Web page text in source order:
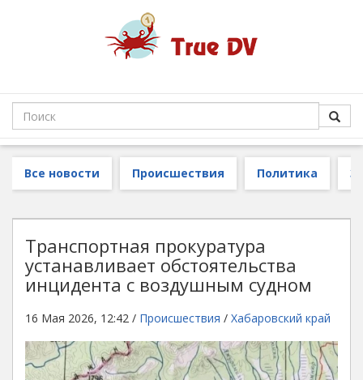
Все новости Происшествия Политика
Транспортная прокуратура
устанавливает обстоятельства
инцидента с воздушным судном
16 Мая 2026, 12:42 / Происшествия / Хабаровский край